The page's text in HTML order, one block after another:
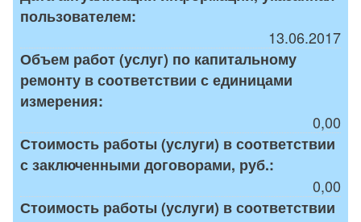
пользователем:
13.06.2017
Объем работ (услуг) по капитальному
ремонту в соответствии с единицами
измерения:
0,00
Стоимость работы (услуги) в соответствии
с заключенными договорами, руб.:
0,00
Стоимость работы (услуги) в соответствии